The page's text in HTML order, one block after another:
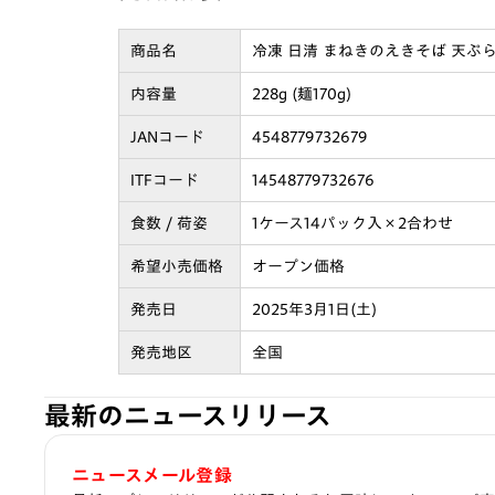
商品名 冷凍 日清 まねきのえきそば 天ぷ
内容量 228g (麺170g)
JANコード 4548779732679
ITFコード 14548779732676
食数 / 荷姿 1ケース14パック入×2合わせ
希望小売価格 オープン価格
発売日 2025年3月1日(土)
発売地区 全国
最新のニュースリリース
ニュースメール登録